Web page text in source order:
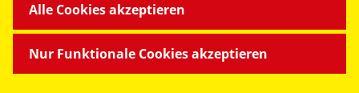
MITMACHEN & HELFEN
Nur Funktionale Cookies akzeptieren
Alle Cookies akzeptieren